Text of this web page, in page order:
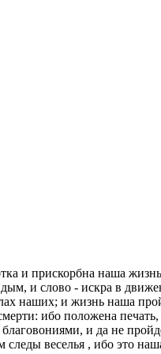
и прискорбна наша
и слово - искра в
наших; и жизнь наша
ибо положена
и да не
следы веселья , ибо это